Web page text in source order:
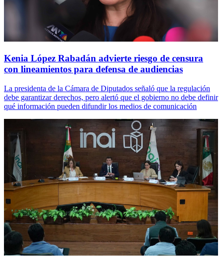
Kenia López Rabadán advierte riesgo de censura
con lineamientos para defensa de audiencias
La presidenta de la Cámara de Diputados señaló que la regulación
debe garantizar derechos, pero alertó que el gobierno no debe definir
qué información pueden difundir los medios de comunicación